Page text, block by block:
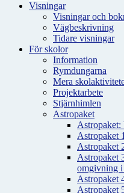
Visningar
Visningar och
Vägbeskrivning
Tidare visningar
För skolor
Information
Rymdungarna
Mera
Projektarbete
Stjärnhimlen
Astropaket
Astropaket:
Astropaket
Astropaket
Astropaket
omgivning i
Astropaket
Astropaket